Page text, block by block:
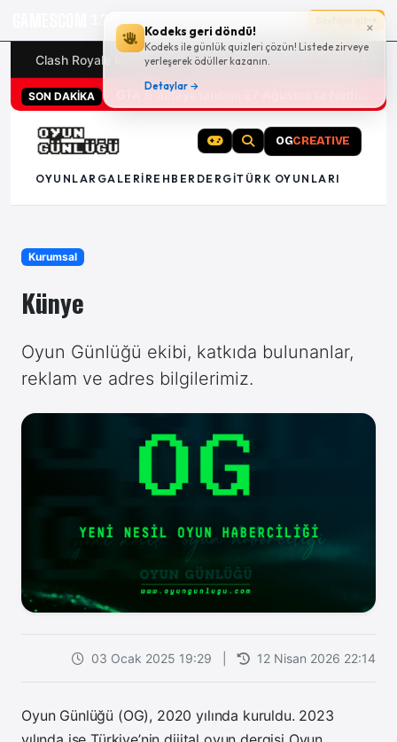
×
Kodeks geri döndü!
Kodeks ile günlük quizleri çözün! Listede zirveye
yerleşerek ödüller kazanın.
Detaylar →
17g 21:10:12
Clash Royale kodları Türk oyunları (PC ve konsollar) -
SON DAKİKA
OGCREATIVE
OYUNLAR GALERI REHBER DERGITÜRK OYUNLARI
Kurumsal
Künye
Oyun Günlüğü ekibi, katkıda bulunanlar,
reklam ve adres bilgilerimiz.
03 Ocak 2025 19:29 12 Nisan 2026 22:14
Oyun Günlüğü (OG), 2020 yılında kuruldu. 2023